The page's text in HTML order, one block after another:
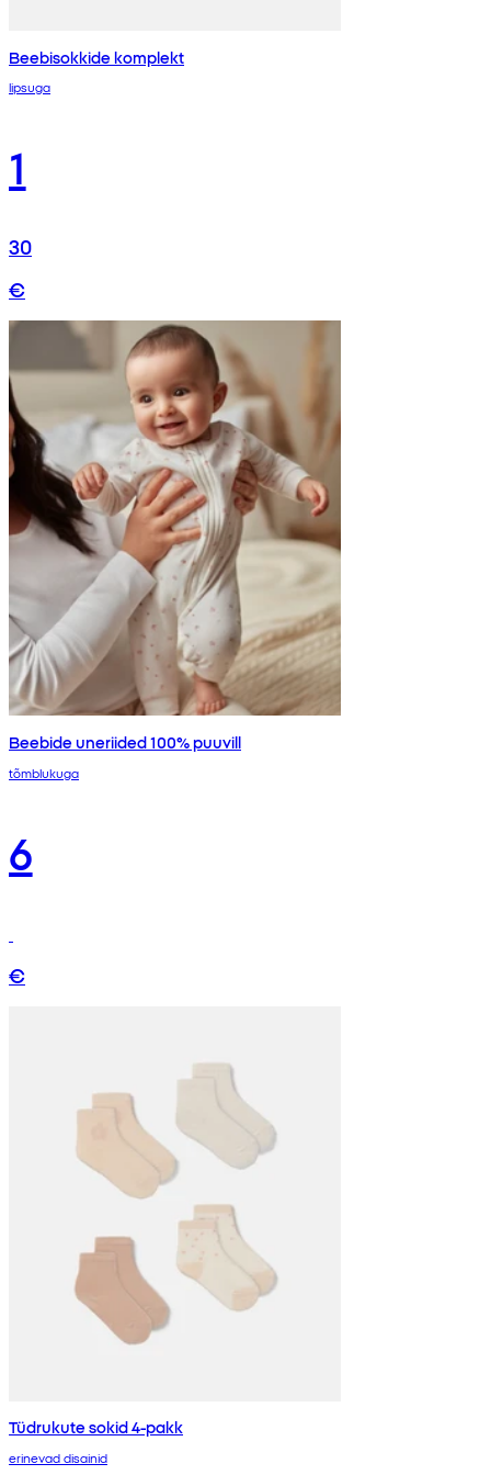
Beebisokkide komplekt
lipsuga
1
30
€
Beebide uneriided 100% puuvill
tõmblukuga
6
€
Tüdrukute sokid 4-pakk
erinevad disainid